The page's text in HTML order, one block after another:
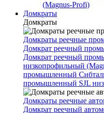
(Magnus-Profi)
Домкраты
Домкраты
Домкраты реечные
Домкрат реечный
Домкрат реечный
низкопрофильный
промышленный
промышленный SJL
Домкраты реечные
Домкрат реечный